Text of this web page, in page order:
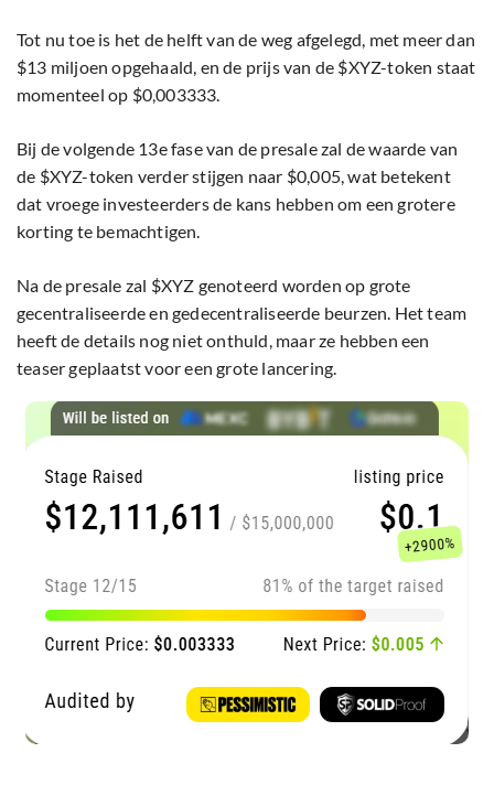
Tot nu toe is het de helft van de weg afgelegd, met meer dan
$13 miljoen opgehaald, en de prijs van de $XYZ-token staat
momenteel op $0,003333.
Bij de volgende 13e fase van de presale zal de waarde van
de $XYZ-token verder stijgen naar $0,005, wat betekent
dat vroege investeerders de kans hebben om een grotere
korting te bemachtigen.
Na de presale zal $XYZ genoteerd worden op grote
gecentraliseerde en gedecentraliseerde beurzen. Het team
heeft de details nog niet onthuld, maar ze hebben een
teaser geplaatst voor een grote lancering.